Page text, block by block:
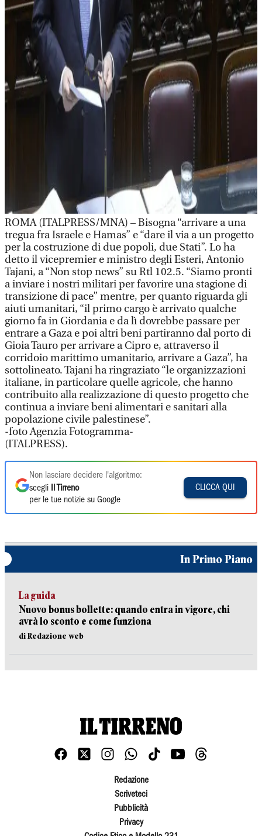
ROMA (ITALPRESS/MNA) – Bisogna “arrivare a una
tregua fra Israele e Hamas” e “dare il via a un progetto
per la costruzione di due popoli, due Stati”. Lo ha
detto il vicepremier e ministro degli Esteri, Antonio
Tajani, a “Non stop news” su Rtl 102.5. “Siamo pronti
a inviare i nostri militari per favorire una stagione di
transizione di pace” mentre, per quanto riguarda gli
aiuti umanitari, “il primo cargo è arrivato qualche
giorno fa in Giordania e da lì dovrebbe passare per
entrare a Gaza e poi altri beni partiranno dal porto di
Gioia Tauro per arrivare a Cipro e, attraverso il
corridoio marittimo umanitario, arrivare a Gaza”, ha
sottolineato. Tajani ha ringraziato “le organizzazioni
italiane, in particolare quelle agricole, che hanno
contribuito alla realizzazione di questo progetto che
continua a inviare beni alimentari e sanitari alla
popolazione civile palestinese”.
-foto Agenzia Fotogramma-
(ITALPRESS).
Non lasciare decidere l'algoritmo:
scegli
Il Tirreno
per le tue notizie su Google
CLICCA QUI
In Primo Piano
La guida
Nuovo bonus bollette: quando entra in vigore, chi
avrà lo sconto e come funziona
di Redazione web
Redazione
Scriveteci
Pubblicità
Privacy